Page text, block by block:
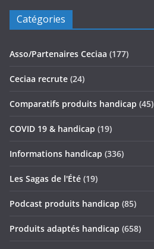
Catégories
Asso/Partenaires Ceciaa (177)
Ceciaa recrute (24)
Comparatifs produits handicap (45)
COVID 19 & handicap (19)
Informations handicap (336)
Les Sagas de l'Été (19)
Podcast produits handicap (85)
Produits adaptés handicap (658)